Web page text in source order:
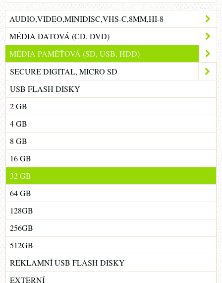
AUDIO,VIDEO,MINIDISC,VHS-C,8MM,HI-8
MÉDIA DATOVÁ (CD, DVD)
MÉDIA PAMĚŤOVÁ (SD, USB, HDD)
SECURE DIGITAL, MICRO SD
USB FLASH DISKY
2 GB
4 GB
8 GB
16 GB
32 GB
64 GB
128GB
256GB
512GB
REKLAMNÍ USB FLASH DISKY
EXTERNÍ